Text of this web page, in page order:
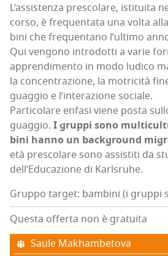
L’as­si­sten­za pre­sco­la­re, isti­tui­ta
cor­so, è fre­quen­ta­ta una vol­ta
bi­ni che fre­quen­ta­no l’ul­ti­mo
Qui ven­go­no intro­dot­ti a varie
appren­di­men­to in modo ludi­co
la con­cen­tra­zio­ne, la motri­ci­tà
guag­gio e l’in­te­ra­zio­ne sociale.
Par­ti­co­la­re enfa­si vie­ne posta
guag­gio. I grup­pi sono
bi­ni han­no un back­ground
età pre­sco­la­re sono assi­sti­ti da
del­l’E­du­ca­zio­ne di Karlsruhe.
Gruppo target: bambini (i gruppi
Questa offerta non è gratuita
Sau­le Makhambetova